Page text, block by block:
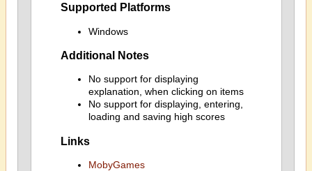
Supported Platforms
Windows
Additional Notes
No support for displaying
explanation, when clicking on items
No support for displaying, entering,
loading and saving high scores
Links
MobyGames